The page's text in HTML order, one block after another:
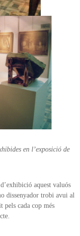
en l’exposició de
aquest valuós
dissenyador trobi avui al
pels cada cop més